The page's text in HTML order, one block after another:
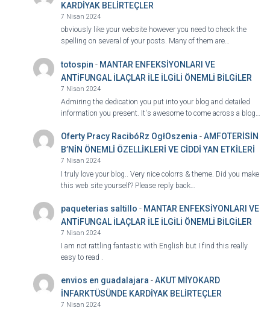
KARDİYAK BELİRTEÇLER
7 Nisan 2024
obviously like your website however you need to check the
spelling on several of your posts. Many of them are…
totospin - MANTAR ENFEKSİYONLARI VE
ANTİFUNGAL İLAÇLAR İLE İLGİLİ ÖNEMLİ BİLGİLER
7 Nisan 2024
Admiring the dedication you put into your blog and detailed
information you present. It's awesome to come across a blog…
Oferty Pracy RacibóRz OgłOszenia -AMFOTERİSİN
B’NİN ÖNEMLİ ÖZELLİKLERİ VE CİDDİ YAN ETKİLERİ
7 Nisan 2024
I truly love your blog.. Very nice colorrs & theme. Did you make
this web site yourself? Please reply back…
paqueterias saltillo - MANTAR ENFEKSİYONLARI VE
ANTİFUNGAL İLAÇLAR İLE İLGİLİ ÖNEMLİ BİLGİLER
7 Nisan 2024
I am not rattling fantastic with English but I find this really
easy to read .
envios en guadalajara -AKUT MİYOKARD
İNFARKTÜSÜNDE KARDİYAK BELİRTEÇLER
7 Nisan 2024